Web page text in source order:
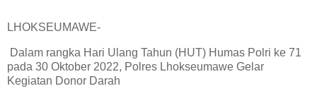
LHOKSEUMAWE-
Dalam rangka Hari Ulang Tahun (HUT) Humas Polri ke 71
pada 30 Oktober 2022, Polres Lhokseumawe Gelar
Kegiatan Donor Darah